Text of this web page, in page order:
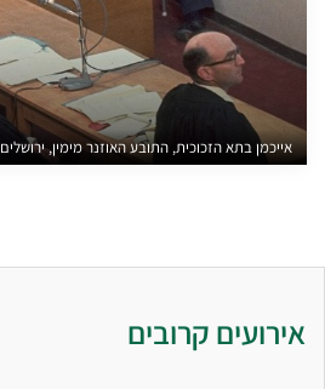
אייכמן בתא הזכוכית, התובע האוזנר מימין, ירושלים 1961 (לע"מ)
אירועים קרובים